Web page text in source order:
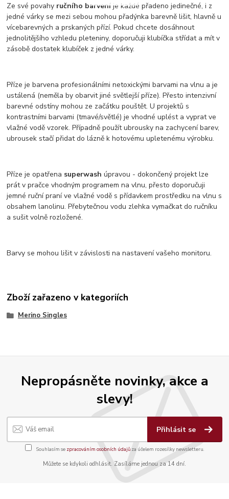
Ze své povahy ručního barveníje každé přadeno jedinečné, i z
jedné várky se mezi sebou mohou přadýnka barevně lišit, hlavně u
vícebarevných a prskaných přízí. Pokud chcete dosáhnout
jednolitějšího vzhledu pleteniny, doporučuji klubíčka střídat a mít v
zásobě dostatek klubíček z jedné várky.
Příze je barvena profesionálními netoxickými barvami na vlnu a je
ustálená (neměla by obarvit jiné světlejší příze). Přesto intenzivní
barevné odstíny mohou ze začátku pouštět. U projektů s
kontrastními barvami (tmavé/světlé) je vhodné uplést a vyprat ve
vlažné vodě vzorek. Případně použít ubrousky na zachycení barev,
ubrousek stačí přidat do lázně k hotovému upletenému výrobku.
Příze je opatřena superwash úpravou - dokončený projekt lze
prát v pračce vhodným programem na vlnu, přesto doporučuji
jemné ruční praní ve vlažné vodě s přídavkem prostředku na vlnu s
obsahem lanolinu. Přebytečnou vodu zlehka vymačkat do ručníku
a sušit volně rozložené.
Barvy se mohou lišit v závislosti na nastavení vašeho monitoru.
Zboží zařazeno v kategoriích
Merino Singles
Nepropásněte novinky, akce a
slevy!
Přihlásit se
Souhlasím se zpracováním osobních údajůza účelem rozesílky newsletteru.
Můžete se kdykoli odhlásit. Zasíláme jednou za 14 dní.